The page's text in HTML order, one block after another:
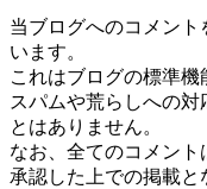
当ブログへのコメント
います。
これはブログの標準機
スパムや荒らしへの対
とはありません。
なお、全てのコメント
承認した上での掲載と